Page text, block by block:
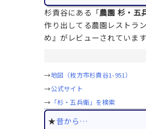
杉責谷にある「農園 杉・五
作り出してる農園レストラ
め』がレビューされています
→地図（枚方市杉責谷1-951）
→公式サイト
→ 「杉・五兵衛」を検索
★昔から…